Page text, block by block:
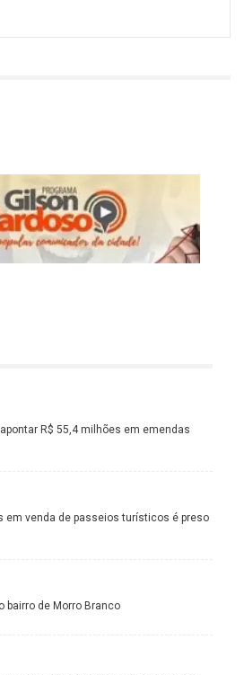
R$ 55,4 milhões em emendas
em venda de passeios turísticos é preso
bairro de Morro Branco